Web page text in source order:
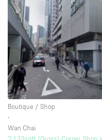
Photo / Filming Studio
Restaurant / Bar / Cafe
Rooftop
Salon
Shop Share
Stall / Market Stall
Truck
Boutique / Shop
∙
Wan Chai